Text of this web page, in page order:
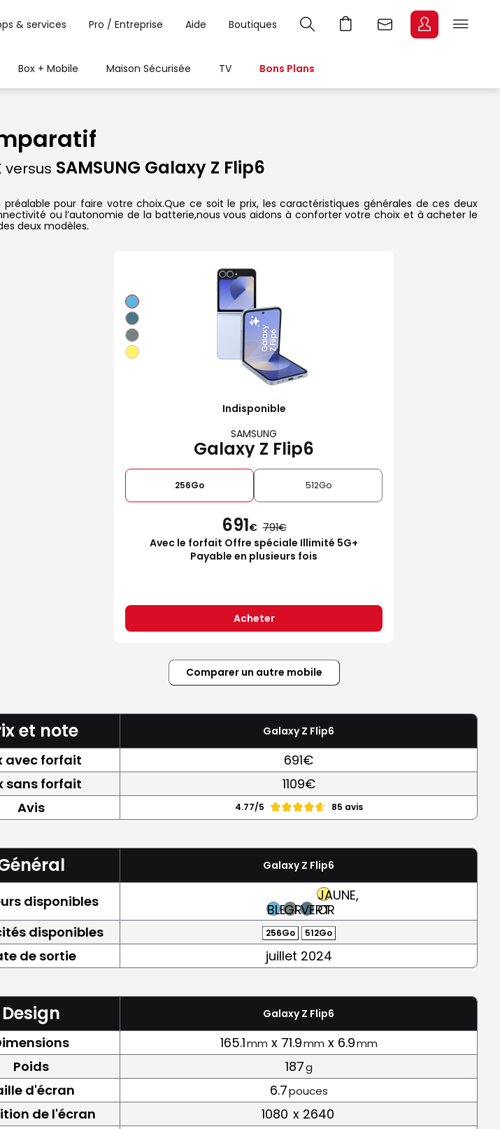
& services Pro / Entreprise Aide Boutiques
Box + Mobile Maison Sécurisée TV Bons Plans
versus SAMSUNG Galaxy Z Flip6
préalable pour faire votre choix.Que ce soit le prix, les caractéristiques générales de ces deux
ou l’autonomie de la batterie,nous vous aidons à conforter votre choix et à acheter le
deux modèles.
Indisponible
SAMSUNG
Galaxy Z Flip6
256Go 512Go
691€ 791
Avec le forfait Offre spéciale Illimité 5G+
Payable en plusieurs fois
Acheter
Comparer un autre mobile
et note Galaxy Z Flip6
avec forfait
691€
sans forfait
1109€
Avis
4.77/5 85 avis
Galaxy Z Flip6
disponibles BLEUGRISVERT
JAUNE,
OR
disponibles 256Go 512Go
de sortie juillet 2024
Design Galaxy Z Flip6
165.1mm x 71.9mm x 6.9mm
Poids 187g
d'écran 6.7pouces
de l'écran 1080 x 2640